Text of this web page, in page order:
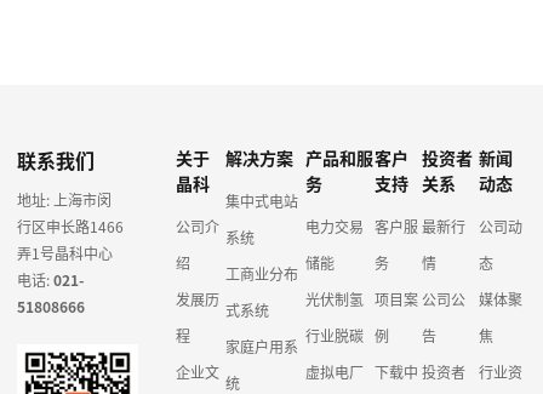
联系我们
地址: 上海市闵
行区申长路1466
弄1号晶科中心
电话:021-
51808666
关于
晶科
公司介
绍
发展历
程
企业文
解决方案
集中式电站
系统
工商业分布
式系统
家庭户用系
统
产品和服
务
电力交易
储能
光伏制氢
行业脱碳
虚拟电厂
客户
支持
客户服
务
项目案
例
下载中
投资者
关系
最新行
情
公司公
告
投资者
新闻
动态
公司动
态
媒体聚
焦
行业资